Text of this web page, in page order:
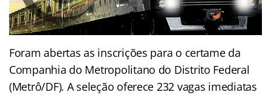
Foram abertas as inscrições para o certame da
Companhia do Metropolitano do Distrito Federal
(Metrô/DF). A seleção oferece 232 vagas imediatas